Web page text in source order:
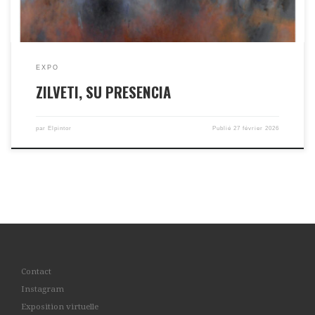
EXPO
ZILVETI, SU PRESENCIA
par Elpintor Publié27 février 2026
Contact
Instagram
Exposition virtuelle